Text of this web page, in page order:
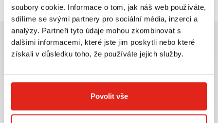
soubory cookie. Informace o tom, jak náš web používáte,
sdílíme se svými partnery pro sociální média, inzerci a
analýzy. Partneři tyto údaje mohou zkombinovat s
dalšími informacemi, které jste jim poskytli nebo které
získali v důsledku toho, že používáte jejich služby.
Povolit vše
Největší výběr moto
VÍCE INFO
Doprava ZDARMA pro
VÍCE INFO